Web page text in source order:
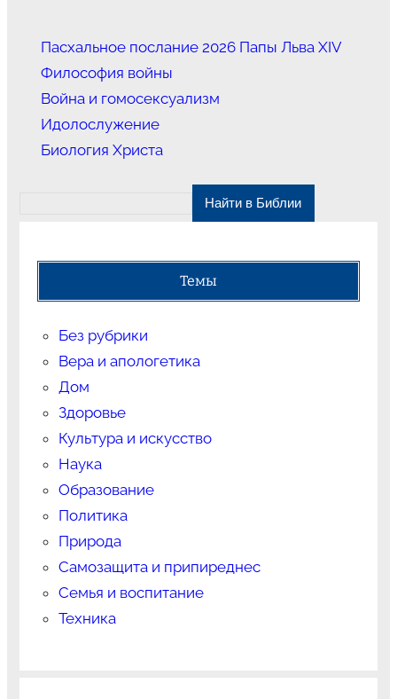
Пасхальное послание 2026 Папы Льва XIV
Философия войны
Война и гомосексуализм
Идолослужение
Биология Христа
Темы
Без рубрики
Вера и апологетика
Дом
Здоровье
Культура и искусство
Наука
Образование
Политика
Природа
Самозащита и припиреднес
Семья и воспитание
Техника